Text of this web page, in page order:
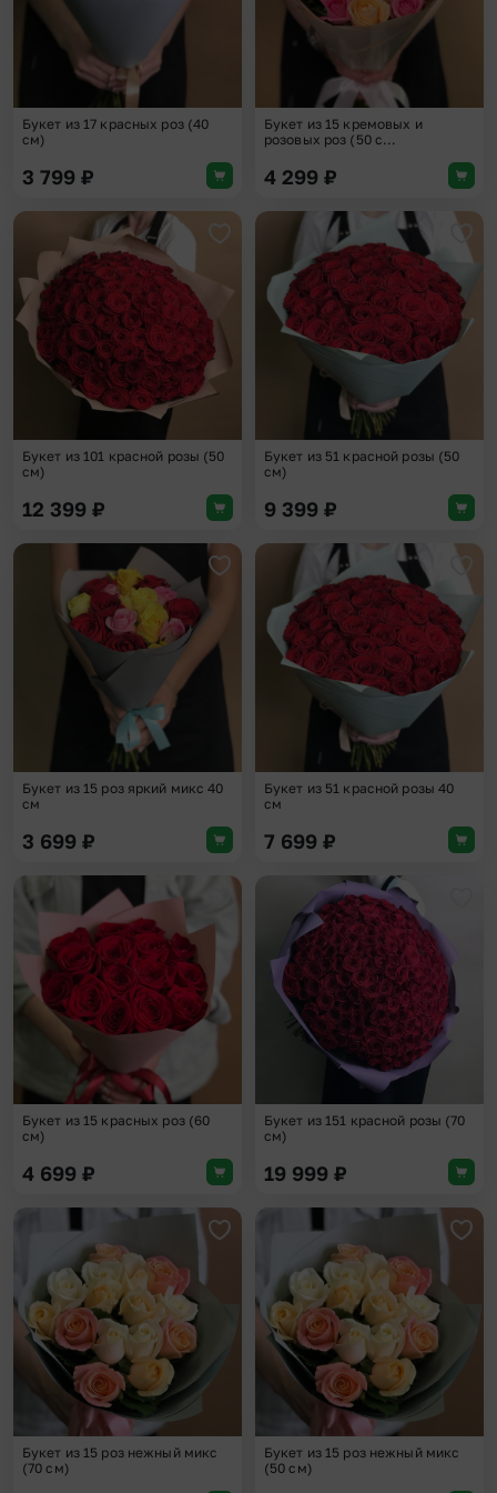
Букет из 17 красных роз (40
см)
3 799 ₽
Букет из 15 кремовых и
розовых роз (50 с...
4 299 ₽
Добавить в избранное
Букет из 101 красной розы (50
см)
12 399 ₽
Букет из 51 красной розы (50
см)
9 399 ₽
Добавить в избранное
Букет из 15 роз яркий микс 40
см
3 699 ₽
Букет из 51 красной розы 40
см
7 699 ₽
Добавить в избранное
Букет из 15 красных роз (60
см)
4 699 ₽
Букет из 151 красной розы (70
см)
19 999 ₽
Добавить в избранное
Букет из 15 роз нежный микс
(70 см)
Букет из 15 роз нежный микс
(50 см)